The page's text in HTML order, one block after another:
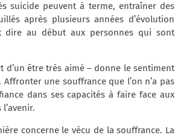
suicide peuvent à terme, entraîner des
après plusieurs années d’évolution
dire au début aux personnes qui sont
être très aimé – donne le sentiment
. Affronter une souffrance que l’on n’a pas
dans ses capacités à faire face aux
concerne le vécu de la souffrance. La